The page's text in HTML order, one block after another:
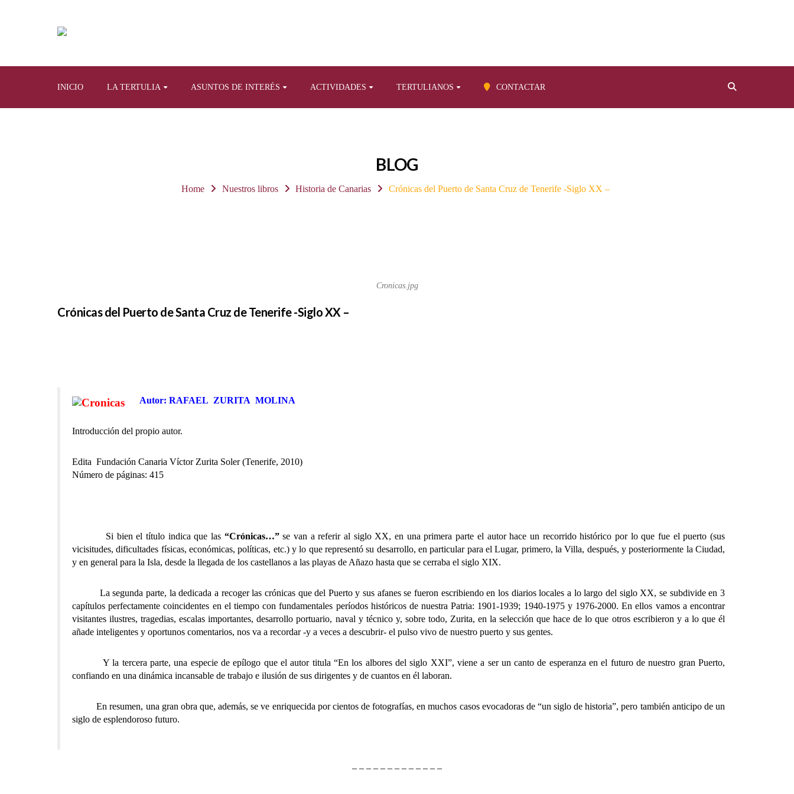
INICIO LA TERTULIA ASUNTOS DE INTERÉS ACTIVIDADES TERTULIANOS CONTACTAR
BLOG
Home Nuestros libros Historia de Canarias Crónicas del Puerto de Santa Cruz de Tenerife -Siglo XX –
Cronicas.jpg
Crónicas del Puerto de Santa Cruz de Tenerife -Siglo XX –
Autor: RAFAEL ZURITA MOLINA
Introducción del propio autor.
Edita Fundación Canaria Víctor Zurita Soler (Tenerife, 2010)
Número de páginas: 415
Si bien el título indica que las “Crónicas…”se van a referir al siglo XX, en una primera parte el autor hace un recorrido histórico por lo que fue el puerto (sus
vicisitudes, dificultades físicas, económicas, políticas, etc.) y lo que representó su desarrollo, en particular para el Lugar, primero, la Villa, después, y posteriormente la Ciudad,
y en general para la Isla, desde la llegada de los castellanos a las playas de Añazo hasta que se cerraba el siglo XIX.
La segunda parte, la dedicada a recoger las crónicas que del Puerto y sus afanes se fueron escribiendo en los diarios locales a lo largo del siglo XX, se subdivide en 3
capítulos perfectamente coincidentes en el tiempo con fundamentales períodos históricos de nuestra Patria: 1901-1939; 1940-1975 y 1976-2000. En ellos vamos a encontrar
visitantes ilustres, tragedias, escalas importantes, desarrollo portuario, naval y técnico y, sobre todo, Zurita, en la selección que hace de lo que otros escribieron y a lo que él
añade inteligentes y oportunos comentarios, nos va a recordar -y a veces a descubrir- el pulso vivo de nuestro puerto y sus gentes.
Y la tercera parte, una especie de epílogo que el autor titula “En los albores del siglo XXI”, viene a ser un canto de esperanza en el futuro de nuestro gran Puerto,
confiando en una dinámica incansable de trabajo e ilusión de sus dirigentes y de cuantos en él laboran.
En resumen, una gran obra que, además, se ve enriquecida por cientos de fotografías, en muchos casos evocadoras de “un siglo de historia”, pero también anticipo de un
siglo de esplendoroso futuro.
– – – – – – – – – – – – –